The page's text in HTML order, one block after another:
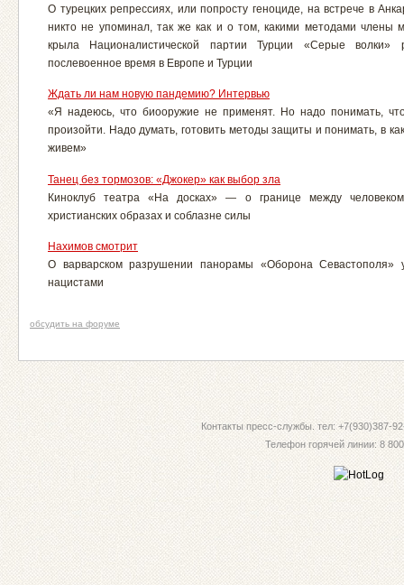
О турецких репрессиях, или попросту геноциде, на встрече в
никто не упоминал, так же как и о том, какими методами члены
крыла Националистической партии Турции «Серые волки»
послевоенное время в Европе и Турции
Ждать ли нам новую пандемию? Интервью
«Я надеюсь, что биооружие не применят. Но надо понимать,
произойти. Надо думать, готовить методы защиты и понимать, в
живем»
Танец без тормозов: «Джокер» как выбор зла
Киноклуб театра «На досках» — о границе между
христианских образах и соблазне силы
Нахимов смотрит
О варварском разрушении панорамы «Оборона Севастополя»
нацистами
обсудить на форуме
Контакты пресс-службы. тел: +7(930)387-
Телефон горячей линии: 8